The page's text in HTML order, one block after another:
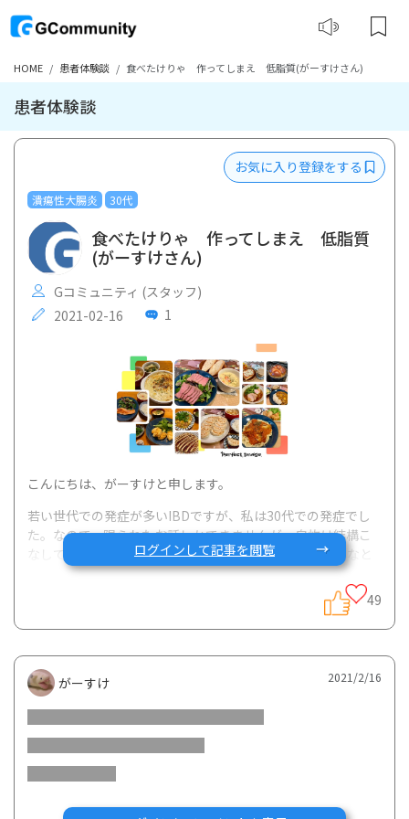
HOME 患者体験談 食べたけりゃ 作ってしまえ 低脂質(がーすけさん)
患者体験談
潰瘍性大腸炎 30代
お気に入り登録をする
食べたけりゃ 作ってしまえ 低脂質
(がーすけさん)
Gコミュニティ (スタッフ)
2021-02-16
1
こんにちは、がーすけと申します。
若い世代での発症が多いIBDですが、私は30代での発症でし
た。なので、限られたお話しかできませんが、自炊は結構こ
なしている方なのでその辺で何かお役に立てたら嬉しいなと
思っています。
るので、良かったらお気軽にお声掛けください。（便乗宣
伝）
ユーザー名→ ＠gask_UC アカウント名→がーすけUC@暇
人。
が、サラッとお付き合いくださると嬉しいです。
ログインして記事を閲覧
49
がーすけ 2021/2/16